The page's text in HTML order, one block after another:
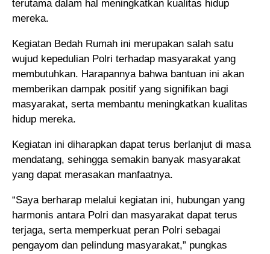
terutama dalam hal meningkatkan kualitas hidup
mereka.
Kegiatan Bedah Rumah ini merupakan salah satu
wujud kepedulian Polri terhadap masyarakat yang
membutuhkan. Harapannya bahwa bantuan ini akan
memberikan dampak positif yang signifikan bagi
masyarakat, serta membantu meningkatkan kualitas
hidup mereka.
Kegiatan ini diharapkan dapat terus berlanjut di masa
mendatang, sehingga semakin banyak masyarakat
yang dapat merasakan manfaatnya.
“Saya berharap melalui kegiatan ini, hubungan yang
harmonis antara Polri dan masyarakat dapat terus
terjaga, serta memperkuat peran Polri sebagai
pengayom dan pelindung masyarakat,” pungkas